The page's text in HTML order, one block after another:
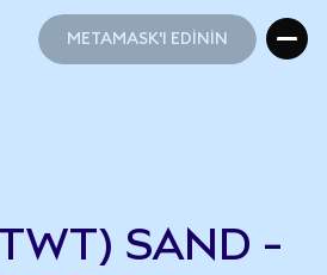
METAMASK'I EDİNİN
SAND -